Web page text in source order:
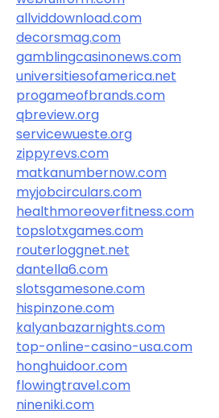
allviddownload.com
decorsmag.com
gamblingcasinonews.com
universitiesofamerica.net
progameofbrands.com
qbreview.org
servicewueste.org
zippyrevs.com
matkanumbernow.com
myjobcirculars.com
healthmoreoverfitness.com
topslotxgames.com
routerloggnet.net
dantella6.com
slotsgamesone.com
hispinzone.com
kalyanbazarnights.com
top-online-casino-usa.com
honghuidoor.com
flowingtravel.com
nineniki.com